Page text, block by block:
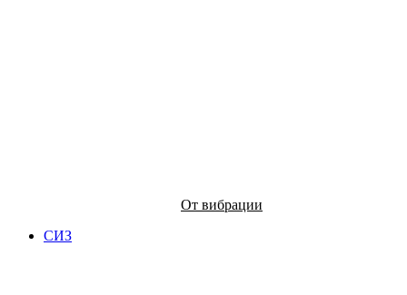
От вибрации
СИЗ